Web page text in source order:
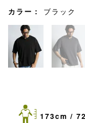
カラー： ブラック
173cm /